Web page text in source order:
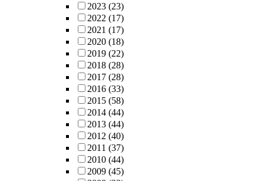
2023 (23)
2022 (17)
2021 (17)
2020 (18)
2019 (22)
2018 (28)
2017 (28)
2016 (33)
2015 (58)
2014 (44)
2013 (44)
2012 (40)
2011 (37)
2010 (44)
2009 (45)